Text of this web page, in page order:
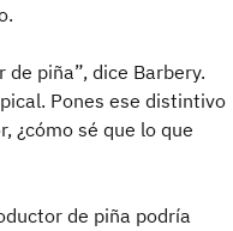
piña”, dice Barbery.
Pones ese distintivo
¿cómo sé que lo que
de piña podría